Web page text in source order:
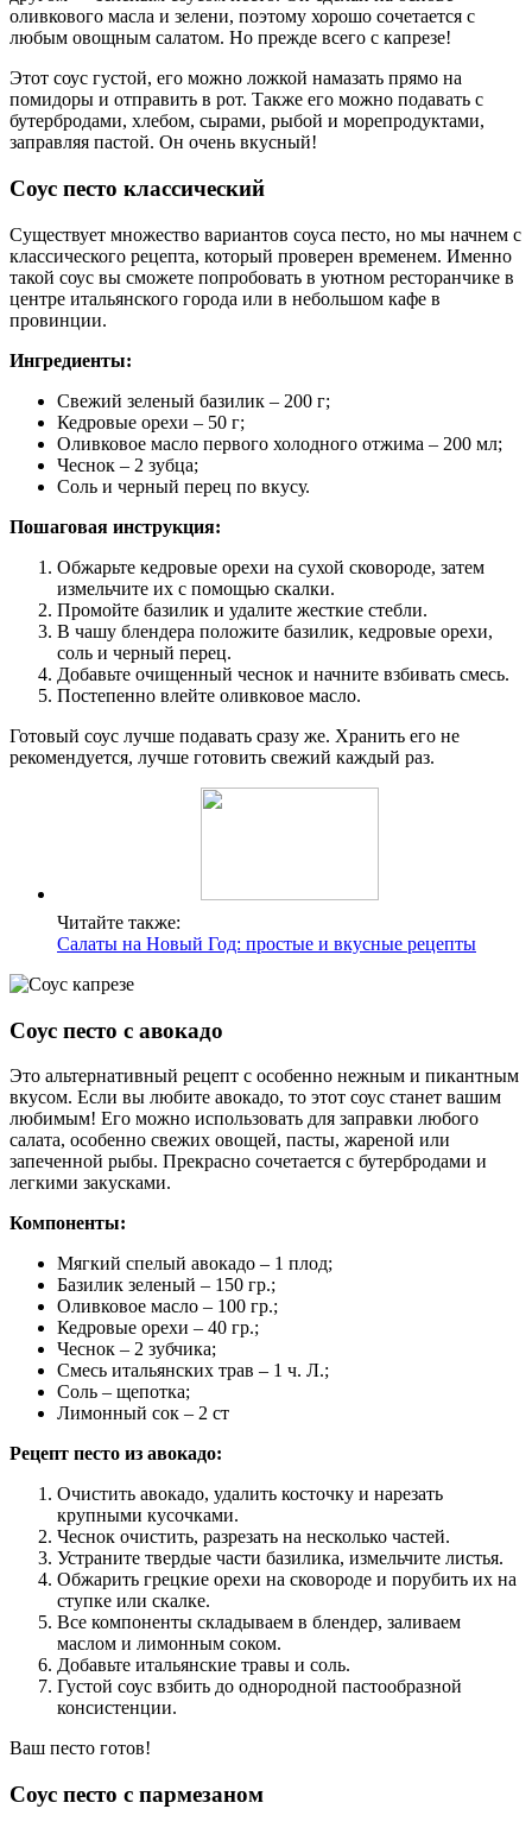
оливкового масла и зелени, поэтому хорошо сочетается с
любым овощным салатом. Но прежде всего с капрезе!
Этот соус густой, его можно ложкой намазать прямо на
помидоры и отправить в рот. Также его можно подавать с
бутербродами, хлебом, сырами, рыбой и морепродуктами,
заправляя пастой. Он очень вкусный!
Соус песто классический
Существует множество вариантов соуса песто, но мы начнем с
классического рецепта, который проверен временем. Именно
такой соус вы сможете попробовать в уютном ресторанчике в
центре итальянского города или в небольшом кафе в
провинции.
Ингредиенты:
Свежий зеленый базилик – 200 г;
Кедровые орехи – 50 г;
Оливковое масло первого холодного отжима – 200 мл;
Чеснок – 2 зубца;
Соль и черный перец по вкусу.
Пошаговая инструкция:
Обжарьте кедровые орехи на сухой сковороде, затем
измельчите их с помощью скалки.
Промойте базилик и удалите жесткие стебли.
В чашу блендера положите базилик, кедровые орехи,
соль и черный перец.
Добавьте очищенный чеснок и начните взбивать смесь.
Постепенно влейте оливковое масло.
Готовый соус лучше подавать сразу же. Хранить его не
рекомендуется, лучше готовить свежий каждый раз.
Читайте также:
Салаты на Новый Год: простые и вкусные рецепты
Соус песто с авокадо
Это альтернативный рецепт с особенно нежным и пикантным
вкусом. Если вы любите авокадо, то этот соус станет вашим
любимым! Его можно использовать для заправки любого
салата, особенно свежих овощей, пасты, жареной или
запеченной рыбы. Прекрасно сочетается с бутербродами и
легкими закусками.
Компоненты:
Мягкий спелый авокадо – 1 плод;
Базилик зеленый – 150 гр.;
Оливковое масло – 100 гр.;
Кедровые орехи – 40 гр.;
Чеснок – 2 зубчика;
Смесь итальянских трав – 1 ч. Л.;
Соль – щепотка;
Лимонный сок – 2 ст
Рецепт песто из авокадо:
Очистить авокадо, удалить косточку и нарезать
крупными кусочками.
Чеснок очистить, разрезать на несколько частей.
Устраните твердые части базилика, измельчите листья.
Обжарить грецкие орехи на сковороде и порубить их на
ступке или скалке.
Все компоненты складываем в блендер, заливаем
маслом и лимонным соком.
Добавьте итальянские травы и соль.
Густой соус взбить до однородной пастообразной
консистенции.
Ваш песто готов!
Соус песто с пармезаном